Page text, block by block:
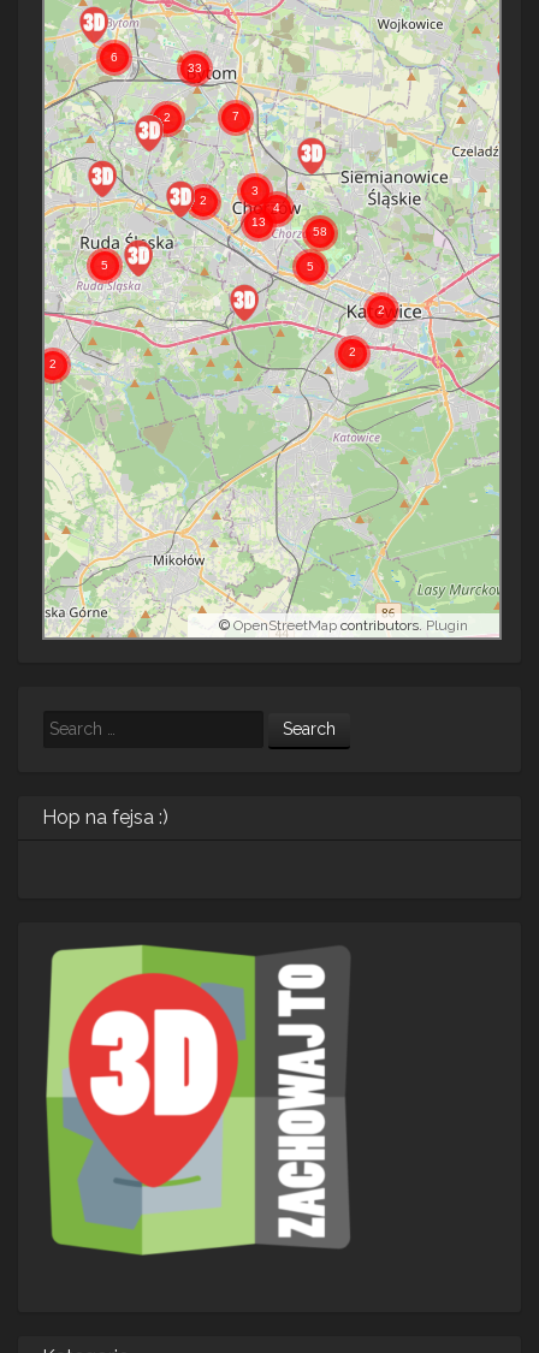
© OpenStreetMap contributors. Plugin
Search
Hop na fejsa :)